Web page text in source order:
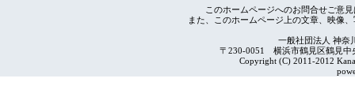
このホームページへのお問合せご意
また、このホームページ上の文章、映像
一般社団法人 神奈
〒230-0051 横浜市鶴見区鶴見
Copyright (C) 2011-2012